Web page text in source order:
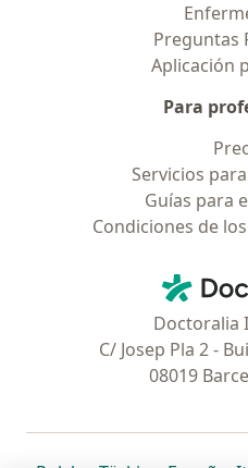
Preguntas
Aplicación
Para
Servicios
Guías para
Condiciones de
Doctoralia
C/ Josep Pla 2 -
08019